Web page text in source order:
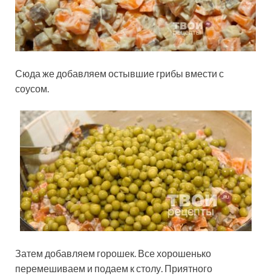
Сюда же добавляем остывшие грибы вмести с
соусом.
Затем добавляем горошек. Все хорошенько
перемешиваем и подаем к столу. Приятного